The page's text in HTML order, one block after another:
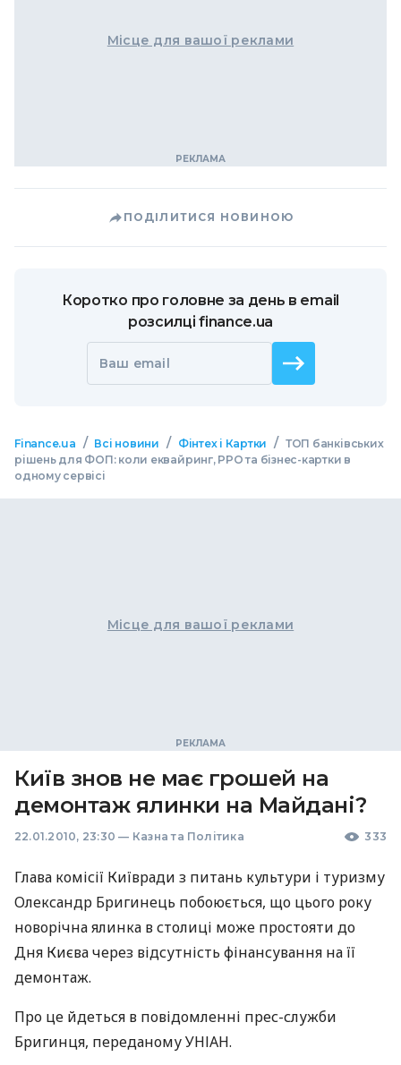
Місце для вашої реклами
ПОДІЛИТИСЯ НОВИНОЮ
Коротко про головне за день в email
розсилці finance.ua
Ваш email
Finance.ua / Всі новини / Фінтех і Картки / ТОП банківських
рішень для ФОП: коли еквайринг, РРО та бізнес-картки в
одному сервісі
Місце для вашої реклами
Київ знов не має грошей на
демонтаж ялинки на Майдані?
22.01.2010, 23:30 — Казна та Політика 333
Глава комісії Київради з питань культури і туризму
Олександр Бригинець побоюється, що цього року
новорічна ялинка в столиці може простояти до
Дня Києва через відсутність фінансування на її
демонтаж.
Про це йдеться в повідомленні прес-служби
Бригинця, переданому УНІАН.